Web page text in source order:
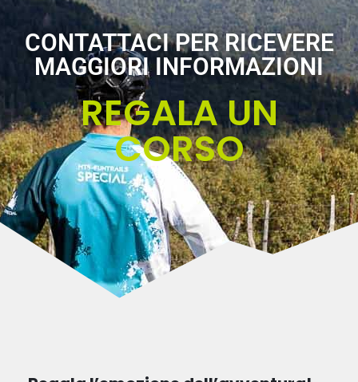
CONTATTACI PER RICEVERE
MAGGIORI INFORMAZIONI
REGALA UN
CORSO